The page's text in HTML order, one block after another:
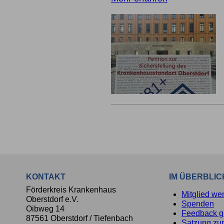
KONTAKT
Förderkreis Krankenhaus
Oberstdorf e.V.
Oibweg 14
87561 Oberstdorf / Tiefenbach
IM
Mitglied
Spenden
Feedback